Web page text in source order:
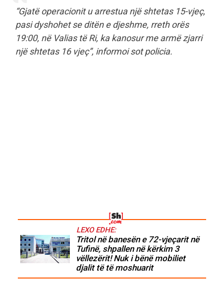
“Gjatë operacionit u arrestua një shtetas 15-vjeç,
pasi dyshohet se ditën e djeshme, rreth orës
19:00, në Valias të Ri, ka kanosur me armë zjarri
një shtetas 16 vjeç”, informoi sot policia.
LEXO EDHE:
Tritol në banesën e 72-vjeçarit në
Tufinë, shpallen në kërkim 3
vëllezërit! Nuk i bënë mobiliet
djalit të të moshuarit